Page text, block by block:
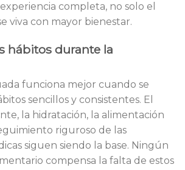
completa, no solo el
viva con mayor bienestar.
hábitos durante la
funciona mejor cuando se
sencillos y consistentes. El
la hidratación, la alimentación
riguroso de las
siguen siendo la base. Ningún
compensa la falta de estos